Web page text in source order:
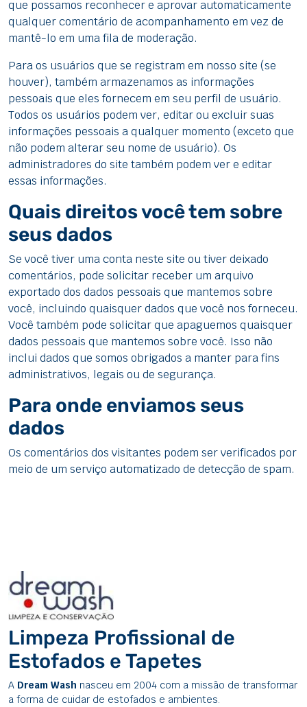
que possamos reconhecer e aprovar automaticamente
qualquer comentário de acompanhamento em vez de
mantê-lo em uma fila de moderação.
Para os usuários que se registram em nosso site (se
houver), também armazenamos as informações
pessoais que eles fornecem em seu perfil de usuário.
Todos os usuários podem ver, editar ou excluir suas
informações pessoais a qualquer momento (exceto que
não podem alterar seu nome de usuário). Os
administradores do site também podem ver e editar
essas informações.
Quais direitos você tem sobre
seus dados
Se você tiver uma conta neste site ou tiver deixado
comentários, pode solicitar receber um arquivo
exportado dos dados pessoais que mantemos sobre
você, incluindo quaisquer dados que você nos forneceu.
Você também pode solicitar que apaguemos quaisquer
dados pessoais que mantemos sobre você. Isso não
inclui dados que somos obrigados a manter para fins
administrativos, legais ou de segurança.
Para onde enviamos seus
dados
Os comentários dos visitantes podem ser verificados por
meio de um serviço automatizado de detecção de spam.
Limpeza Profissional de
Estofados e Tapetes
A Dream Wash nasceu em 2004 com a missão de transformar
a forma de cuidar de estofados e ambientes.